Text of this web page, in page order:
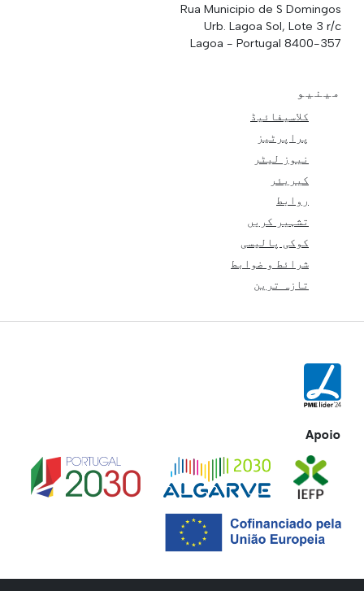
Rua Municipio de S Domingos
Urb. Lagoa Sol, Lote 3 r/c
8400-357 Lagoa - Portugal
مینیو
کلاسیفائیڈ
پراپرٹیز
نیوز لیٹر
کیریئر
روابط
تشہیر کریں
کوکی پالیسی
شرائط و ضوابط
تازہ ترین
Apoio